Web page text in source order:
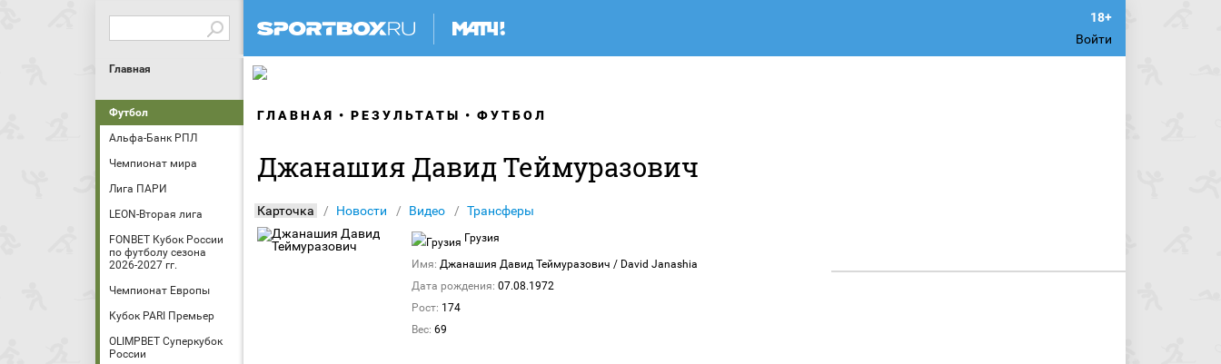
Войти
Главная
Футбол
Альфа-Банк РПЛ
Чемпионат мира
Лига ПАРИ
LEON-Вторая лига
FONBET Кубок России
по футболу сезона
2026-2027 гг.
Чемпионат Европы
Кубок PARI Премьер
OLIMPBET Суперкубок
России
ГЛАВНАЯ РЕЗУЛЬТАТЫ ФУТБОЛ
Джанашия Давид Теймуразович
Карточка Новости Видео Трансферы
Грузия
Имя: Джанашия Давид Теймуразович / David Janashia
Дата рождения: 07.08.1972
Рост: 174
Вес: 69